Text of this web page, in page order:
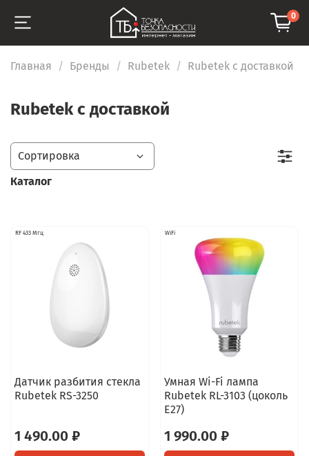
0
Главная Бренды Rubetek Rubetek с доставкой
Rubetek с доставкой
RF 433 Мгц
Датчик разбития стекла
Rubetek RS-3250
1 490.00 ₽
WiFi
Умная Wi-Fi лампа
Rubetek RL-3103 (цоколь
E27)
1 990.00 ₽
Каталог